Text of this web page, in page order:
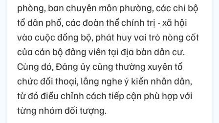
phòng, ban chuyên môn phường, các chi bộ
tổ dân phố, các đoàn thể chính trị - xã hội
vào cuộc đồng bộ, phát huy vai trò nòng cốt
của cán bộ đảng viên tại địa bàn dân cư.
Cùng đó, Đảng ủy cũng thường xuyên tổ
chức đối thoại, lắng nghe ý kiến nhân dân,
từ đó điều chỉnh cách tiếp cận phù hợp với
từng nhóm đối tượng.